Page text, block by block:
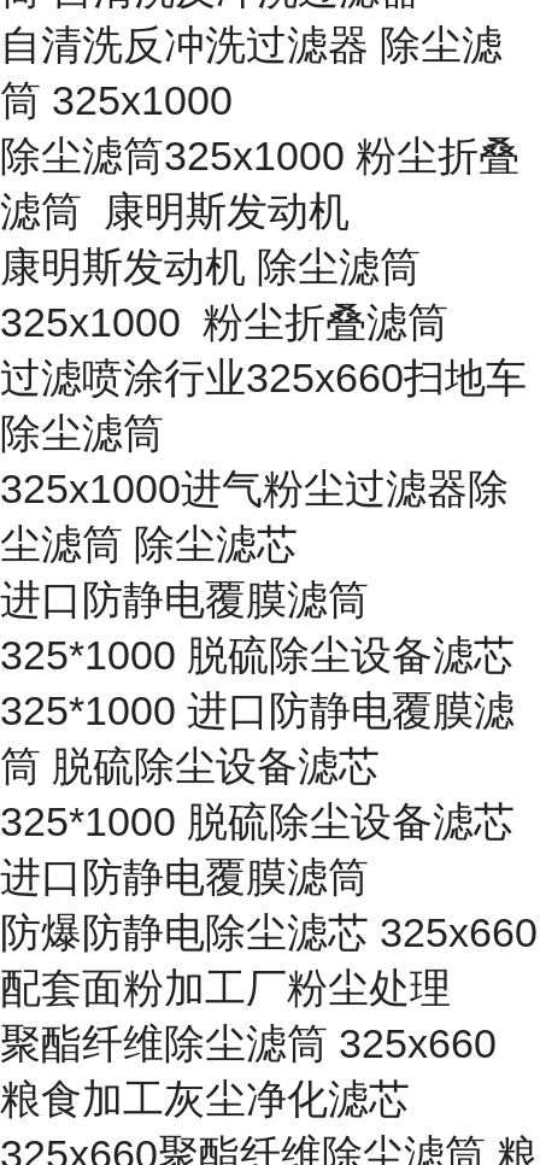
自清洗反冲洗过滤器 除尘滤
筒 325x1000
除尘滤筒325x1000 粉尘折叠
滤筒 康明斯发动机
康明斯发动机 除尘滤筒
325x1000 粉尘折叠滤筒
过滤喷涂行业325x660扫地车
除尘滤筒
325x1000进气粉尘过滤器除
尘滤筒 除尘滤芯
进口防静电覆膜滤筒
325*1000 脱硫除尘设备滤芯
325*1000 进口防静电覆膜滤
筒 脱硫除尘设备滤芯
325*1000 脱硫除尘设备滤芯
进口防静电覆膜滤筒
防爆防静电除尘滤芯 325x660
配套面粉加工厂粉尘处理
聚酯纤维除尘滤筒 325x660
粮食加工灰尘净化滤芯
325x660聚酯纤维除尘滤筒 粮